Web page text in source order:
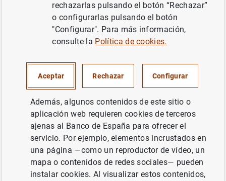
por y para bancos centrales
El banco central de Malta se une a MAPS, el
sistema de gestión de tesorería diseñado
por y para bancos centrales (142KB)
rechazarlas pulsando el botón “Rechazar”
o configurarlas pulsando el botón
"Configurar". Para más información,
consulte la Política de cookies.
Aceptar Rechazar Configurar
Además, algunos contenidos de este sitio o
aplicación web requieren cookies de terceros
ajenas al Banco de España para ofrecer el
servicio. Por ejemplo, elementos incrustados en
una página —como un reproductor de vídeo, un
mapa o contenidos de redes sociales— pueden
instalar cookies. Al visualizar estos contenidos,